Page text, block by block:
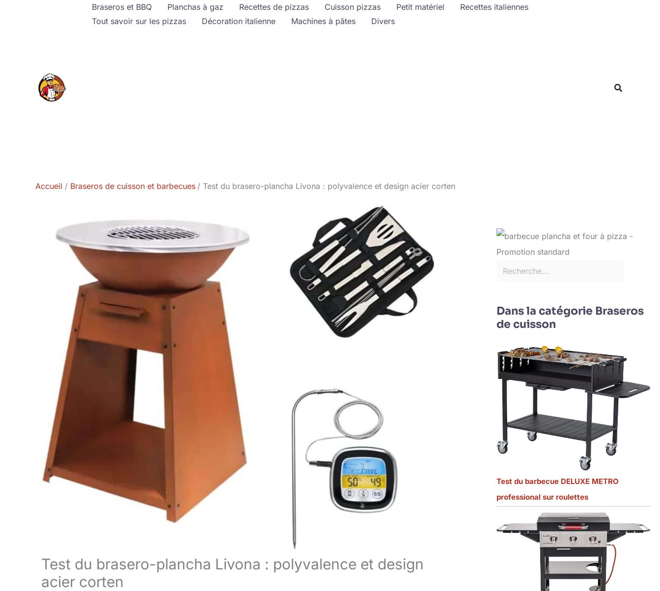
Braseros et BBQ Planchas à gaz Recettes de pizzas Cuisson pizzas Petit matériel
Recettes italiennes
Tout savoir sur les pizzas
Décoration italienne Machines à pâtes Divers
Accueil Braseros de cuisson et barbecues Test du brasero-plancha Livona : polyvalence et design acier corten
Test du brasero-plancha Livona : polyvalence et design
acier corten
Rechercher
Dans la catégorie Braseros
de cuisson
Test du barbecue DELUXE METRO
professional sur roulettes